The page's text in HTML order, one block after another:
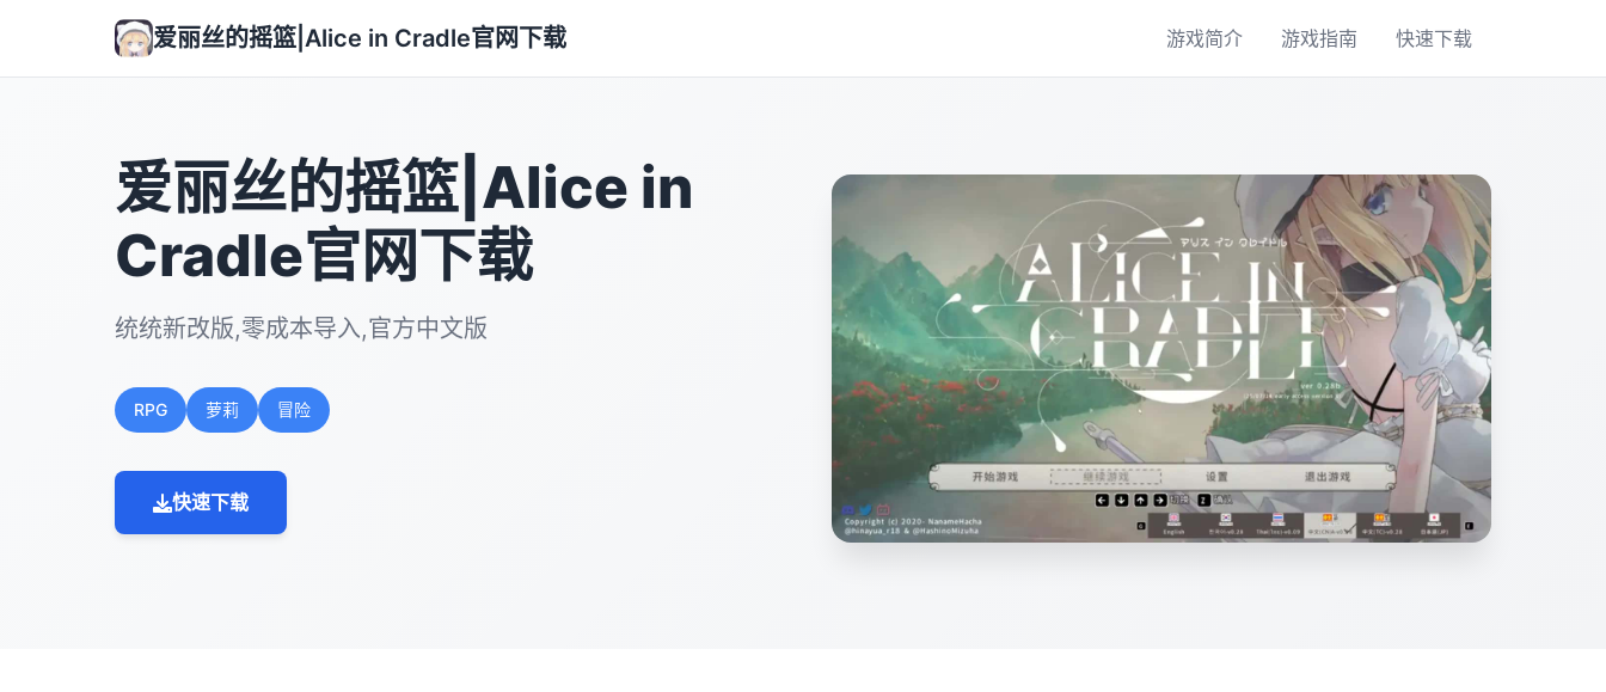
爱丽丝的摇篮|Alice in Cradle官网下载 游戏简介 游戏指南 快速下载
爱丽丝的摇篮|Alice in
Cradle官网下载
统统新改版,零成本导入,官方中文版
RPG 萝莉 冒险
快速下载